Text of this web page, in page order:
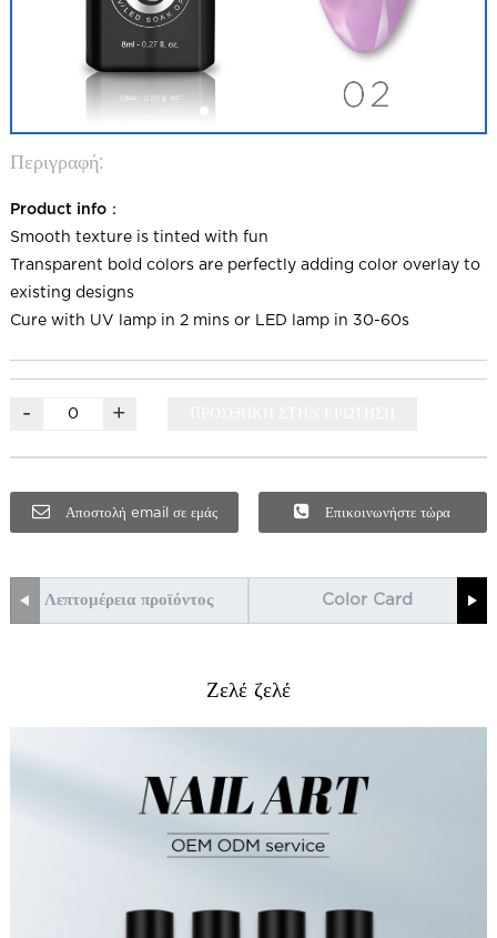
Περιγραφή:
Product info：
Smooth texture is tinted with fun
Transparent bold colors are perfectly adding color overlay to
existing designs
Cure with UV lamp in 2 mins or LED lamp in 30-60s
- +
Αποστολή email σε εμάς Επικοινωνήστε τώρα
Λεπτομέρεια προϊόντος Color Card
Ζελέ ζελέ